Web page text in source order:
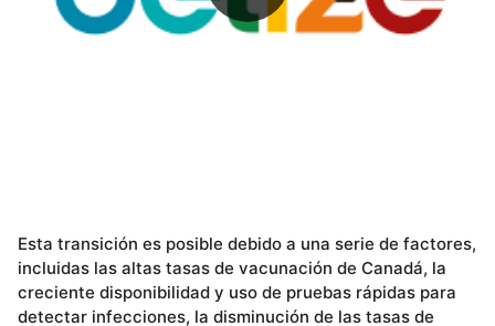
Esta transición es posible debido a una serie de factores,
incluidas las altas tasas de vacunación de Canadá, la
creciente disponibilidad y uso de pruebas rápidas para
detectar infecciones, la disminución de las tasas de